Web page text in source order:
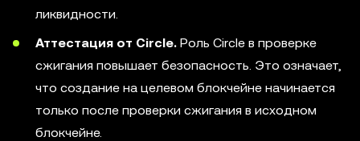
ликвидности.
Аттестация от Circle. Роль Circle в проверке
сжигания повышает безопасность. Это означает,
что создание на целевом блокчейне начинается
только после проверки сжигания в исходном
блокчейне.